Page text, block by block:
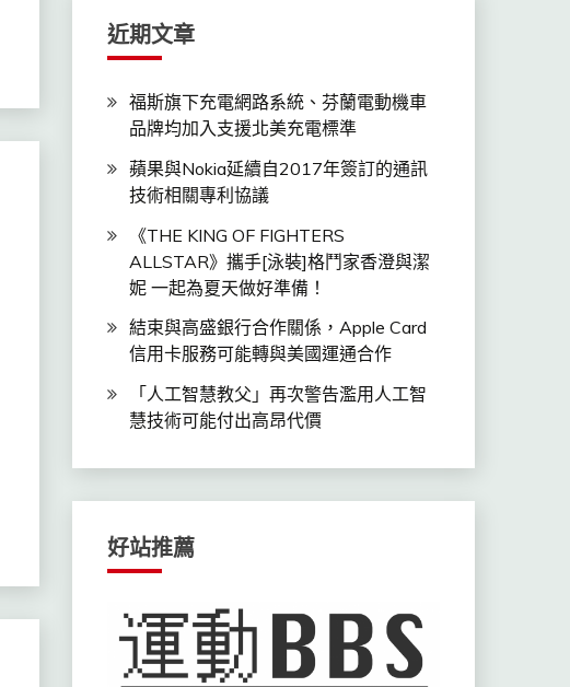
近期文章
福斯旗下充電網路系統、芬蘭電動機車
品牌均加入支援北美充電標準
蘋果與Nokia延續自2017年簽訂的通訊
技術相關專利協議
《THE KING OF FIGHTERS
ALLSTAR》攜手[泳裝]格鬥家香澄與潔
妮 一起為夏天做好準備！
結束與高盛銀行合作關係，Apple Card
信用卡服務可能轉與美國運通合作
「人工智慧教父」再次警告濫用人工智
慧技術可能付出高昂代價
好站推薦